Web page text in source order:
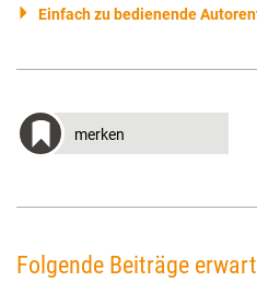
Einfach zu bedienende
merken
Folgende Beiträge